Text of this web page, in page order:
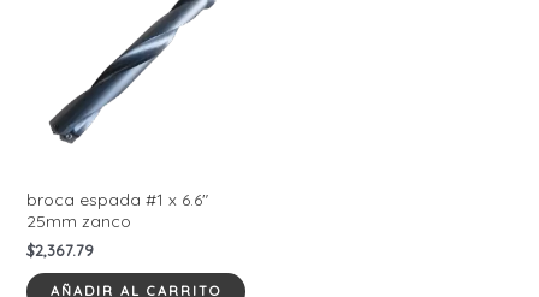
broca espada #1 x 6.6″
25mm zanco
$2,367.79
AÑADIR AL CARRITO